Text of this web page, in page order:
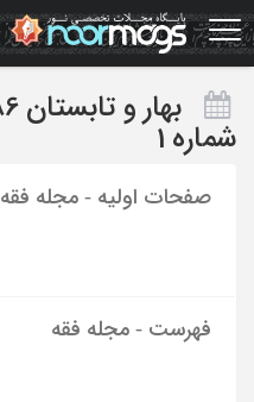
Skip
to
main
شماره 1
صفحات اولیه - مجله فقه
فهرست - مجله فقه